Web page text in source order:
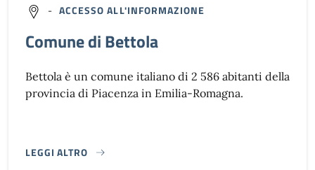
- ACCESSO ALL'INFORMAZIONE
Comune di Bettola
Bettola è un comune italiano di 2 586 abitanti della
provincia di Piacenza in Emilia-Romagna.
LEGGI ALTRO
}